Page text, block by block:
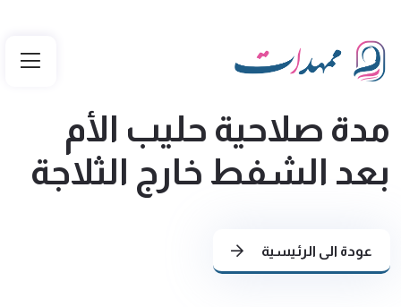
مدة صلاحية حليب الأم
بعد الشفط خارج الثلاجة
عودة الى الرئيسية